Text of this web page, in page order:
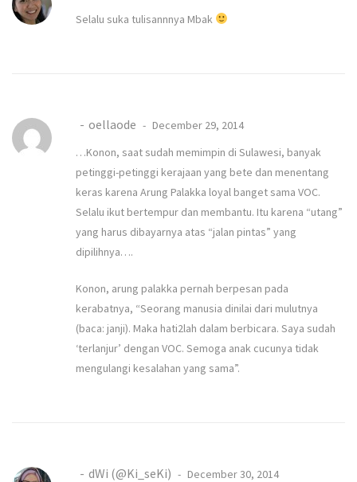
Selalu suka tulisannnya Mbak
oellaode
December 29, 2014
…Konon, saat sudah memimpin di Sulawesi, banyak
petinggi-petinggi kerajaan yang bete dan menentang
keras karena Arung Palakka loyal banget sama VOC.
Selalu ikut bertempur dan membantu. Itu karena “utang”
yang harus dibayarnya atas “jalan pintas” yang
dipilihnya….
Konon, arung palakka pernah berpesan pada
kerabatnya, “Seorang manusia dinilai dari mulutnya
(baca: janji). Maka hati2lah dalam berbicara. Saya sudah
‘terlanjur’ dengan VOC. Semoga anak cucunya tidak
mengulangi kesalahan yang sama”.
dWi (@Ki_seKi)
December 30, 2014